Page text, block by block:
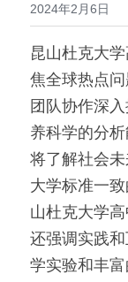
科创书店
心理咨询
美国高中
美国高中
Waterloo
日本高中
精品课程
新闻消息
联系我们
2024年2月6日
昆山杜克大
焦全球热点
团队协作深
养科学的分
将了解社会
大学标准一
山杜克大学
还强调实践
学实验和丰